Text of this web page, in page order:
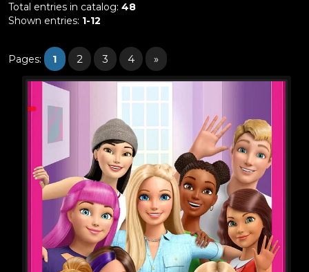
Total entries in catalog:48
Shown entries: 1-12
Pages: 1 2 3 4 »